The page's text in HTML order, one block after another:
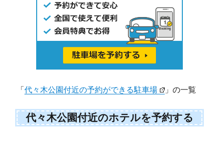
「代々木公園付近の予約ができる駐車場 」の一覧
代々木公園付近のホテルを予約する